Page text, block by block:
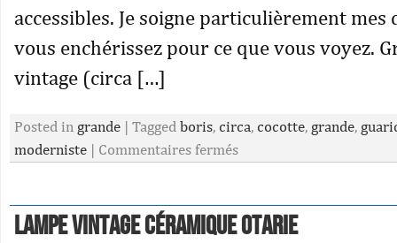
accessibles. Je soigne particulièrement
vous enchérissez pour ce que vous voyez.
vintage (circa […]
Posted in grande | Tagged boris, circa, cocotte, grande,
moderniste | Commentaires fermés
Lampe vintage céramique Otarie